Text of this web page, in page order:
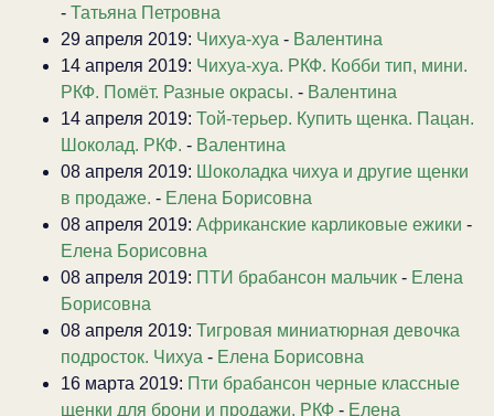
- Татьяна Петровна
29 апреля 2019: Чихуа-хуа - Валентина
14 апреля 2019: Чихуа-хуа. РКФ. Кобби тип, мини.
РКФ. Помёт. Разные окрасы. - Валентина
14 апреля 2019: Той-терьер. Купить щенка. Пацан.
Шоколад. РКФ. - Валентина
08 апреля 2019: Шоколадка чихуа и другие щенки
в продаже. - Елена Борисовна
08 апреля 2019: Африканские карликовые ежики -
Елена Борисовна
08 апреля 2019: ПТИ брабансон мальчик - Елена
Борисовна
08 апреля 2019: Тигровая миниатюрная девочка
подросток. Чихуа - Елена Борисовна
16 марта 2019: Пти брабансон черные классные
щенки для брони и продажи. РКФ - Елена